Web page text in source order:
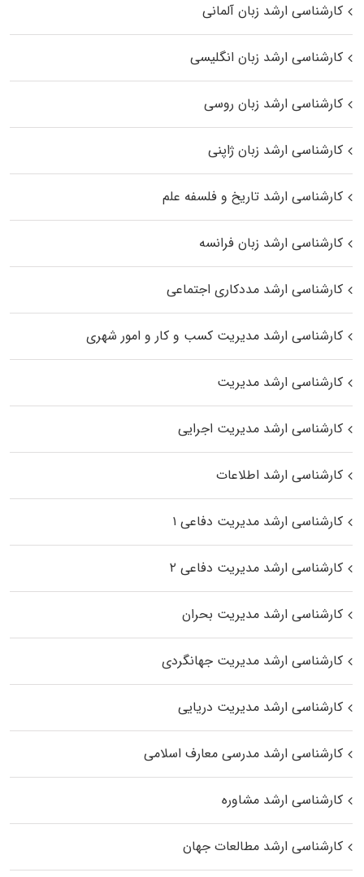
کارشناسی ارشد زبان آلمانی
کارشناسی ارشد زبان انگلیسی
کارشناسی ارشد زبان روسی
کارشناسی ارشد زبان ژاپنی
کارشناسی ارشد تاریخ و فلسفه علم
کارشناسی ارشد زبان فرانسه
کارشناسی ارشد مددکاری اجتماعی
کارشناسی ارشد مدیریت کسب و کار و امور شهری
کارشناسی ارشد مدیریت
کارشناسی ارشد مدیریت اجرایی
کارشناسی ارشد اطلاعات
کارشناسی ارشد مدیریت دفاعی ۱
کارشناسی ارشد مدیریت دفاعی ۲
کارشناسی ارشد مدیریت بحران
کارشناسی ارشد مدیریت جهانگردی
کارشناسی ارشد مدیریت دریایی
کارشناسی ارشد مدرسی معارف اسلامی
کارشناسی ارشد مشاوره
کارشناسی ارشد مطالعات جهان